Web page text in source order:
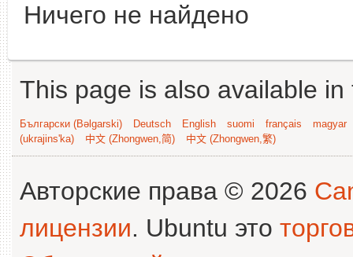
Ничего не найдено
This page is also available
Български (Bəlgarski) Deutsch English suomi français
magyar
(ukrajins'ka)
中文 (Zhongwen,简) 中文 (Zhongwen,繁)
Авторские права © 2026
лицензии. Ubuntu это